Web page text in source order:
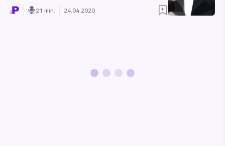
21 min. 24.04.2020